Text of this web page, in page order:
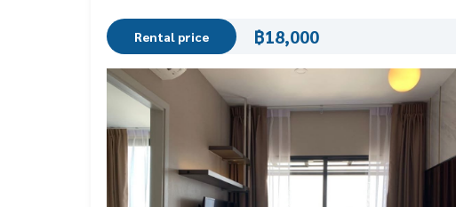
Rental price ฿18,000